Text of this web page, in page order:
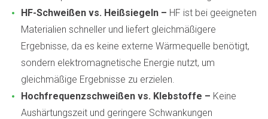
HF-Schweißen vs. Heißsiegeln – HF ist bei geeigneten
Materialien schneller und liefert gleichmäßigere
Ergebnisse, da es keine externe Wärmequelle benötigt,
sondern elektromagnetische Energie nutzt, um
gleichmäßige Ergebnisse zu erzielen.
Hochfrequenzschweißen vs. Klebstoffe – Keine
Aushärtungszeit und geringere Schwankungen